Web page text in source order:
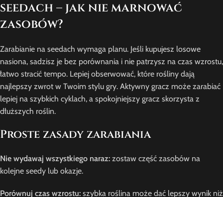
seedach – jak nie marnować
zasobów?
Zarabianie na seedach wymaga planu. Jeśli kupujesz losowe
nasiona, sadzisz je bez porównania i nie patrzysz na czas wzrostu,
łatwo stracić tempo. Lepiej obserwować, które rośliny dają
najlepszy zwrot w Twoim stylu gry. Aktywny gracz może zarabiać
lepiej na szybkich cyklach, a spokojniejszy gracz skorzysta z
dłuższych roślin.
Proste zasady zarabiania
Nie wydawaj wszystkiego naraz: zostaw część zasobów na
kolejne seedy lub okazje.
Porównuj czas wzrostu: szybka roślina może dać lepszy wynik niż